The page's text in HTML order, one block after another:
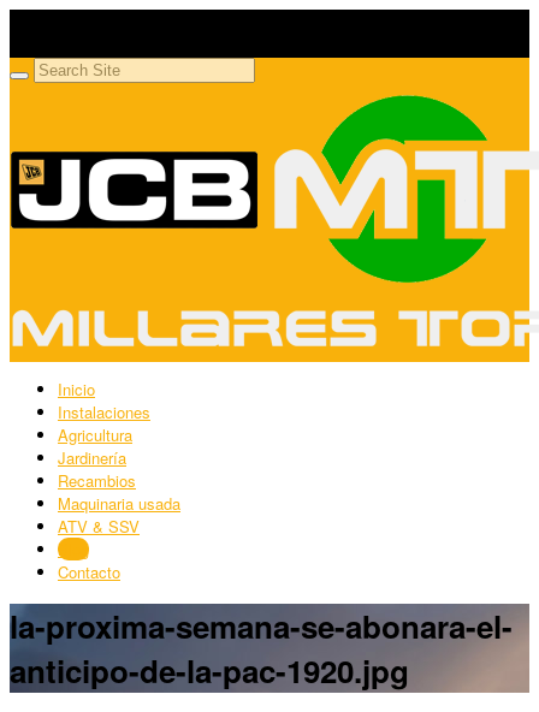
Inicio
Instalaciones
Agricultura
Jardinería
Recambios
Maquinaria usada
ATV & SSV
Blog
Contacto
la-proxima-semana-se-abonara-el-
anticipo-de-la-pac-1920.jpg